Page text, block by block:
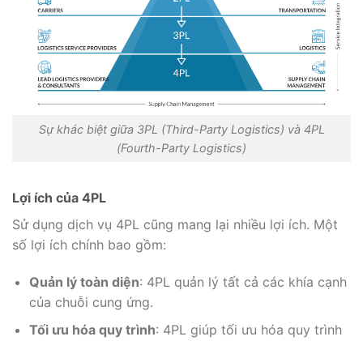
Sự khác biệt giữa 3PL (Third-Party Logistics) và 4PL
(Fourth-Party Logistics)
Lợi ích của 4PL
Sử dụng dịch vụ 4PL cũng mang lại nhiều lợi ích. Một
số lợi ích chính bao gồm:
Quản lý toàn diện: 4PL quản lý tất cả các khía cạnh
của chuỗi cung ứng.
Tối ưu hóa quy trình: 4PL giúp tối ưu hóa quy trình